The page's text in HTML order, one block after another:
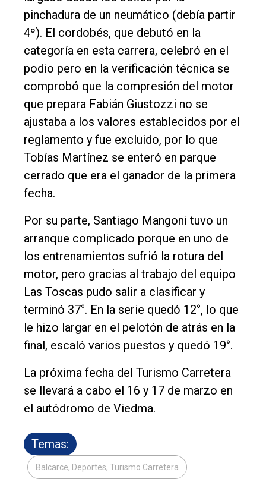
pinchadura de un neumático (debía partir
4º). El cordobés, que debutó en la
categoría en esta carrera, celebró en el
podio pero en la verificación técnica se
comprobó que la compresión del motor
que prepara Fabián Giustozzi no se
ajustaba a los valores establecidos por el
reglamento y fue excluido, por lo que
Tobías Martínez se enteró en parque
cerrado que era el ganador de la primera
fecha.
Por su parte, Santiago Mangoni tuvo un
arranque complicado porque en uno de
los entrenamientos sufrió la rotura del
motor, pero gracias al trabajo del equipo
Las Toscas pudo salir a clasificar y
terminó 37°. En la serie quedó 12°, lo que
le hizo largar en el pelotón de atrás en la
final, escaló varios puestos y quedó 19°.
La próxima fecha del Turismo Carretera
se llevará a cabo el 16 y 17 de marzo en
el autódromo de Viedma.
Temas:
Balcarce, Deportes, Turismo Carretera